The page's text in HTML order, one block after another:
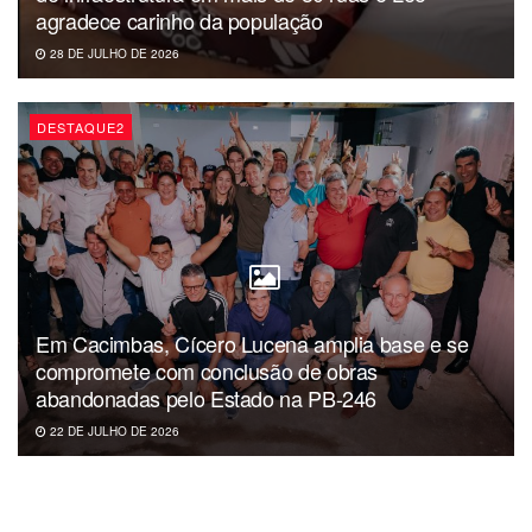
complicações da doença”, destacou Fernando Virgolino,
chefe da Seção de Imunização do município.
Documentação necessária
Para receber a vacina, é preciso apresentar:
Documento oficial com foto ou certidão de nascimento;
Cartão SUS;
Caderneta ou cartão de vacinação;
Gestantes devem apresentar também o cartão da gestante.
Onde se vacinar
📍 Quiosque na Orla – Avenida Cabo Branco
agradece carinho da população
28 DE JULHO DE 2026
DESTAQUE2
Em Cacimbas, Cícero Lucena amplia base e se
compromete com conclusão de obras
abandonadas pelo Estado na PB-246
22 DE JULHO DE 2026